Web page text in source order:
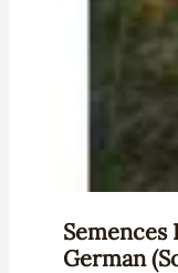
Semences
German